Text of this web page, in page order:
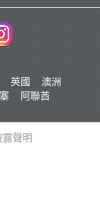
英國
澳洲
阿聯酋
聲明